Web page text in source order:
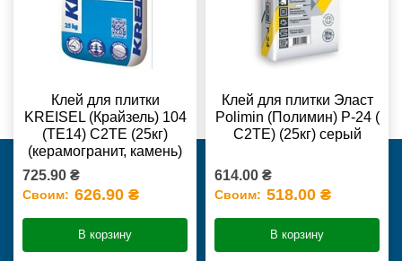
Клей для плитки
KREISEL (Крайзель) 104
(ТЕ14) С2TE (25кг)
(керамогранит, камень)
725.90 ₴
Своим: 626.90 ₴
В корзину
Клей для плитки Эласт
Polimin (Полимин) Р-24 (
С2ТЕ) (25кг) серый
614.00 ₴
Своим: 518.00 ₴
В корзину